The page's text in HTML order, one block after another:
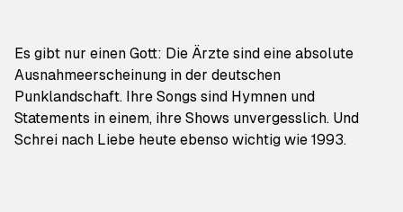
Es gibt nur einen Gott: Die Ärzte sind eine absolute
Ausnahmeerscheinung in der deutschen
Punklandschaft. Ihre Songs sind Hymnen und
Statements in einem, ihre Shows unvergesslich. Und
Schrei nach Liebe heute ebenso wichtig wie 1993.